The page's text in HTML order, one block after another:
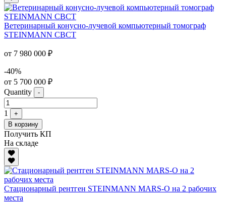
Ветеринарный конусно-лучевой компьютерный томограф
STEINMANN CBCT
от 7 980 000 ₽
-40%
от 5 700 000 ₽
Quantity
-
1
+
В корзину
Получить КП
На складе
Стационарный рентген STEINMANN MARS-O на 2 рабочих
места